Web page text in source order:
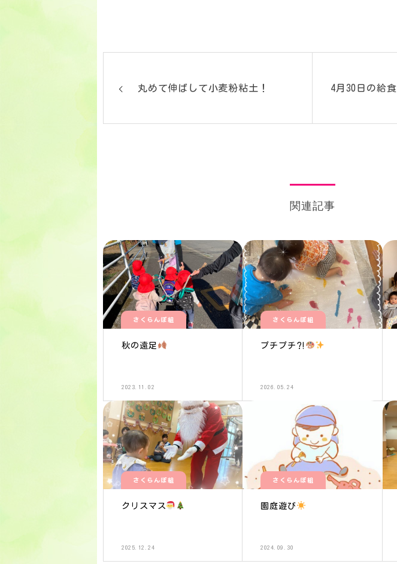
丸めて伸ばして小麦粉粘土！ 4月30日の給食
関連記事
さくらんぼ組
秋の遠足
2023.11.02
さくらんぼ組
プチプチ⁈
2026.05.24
さくらんぼ組
クリスマス
2025.12.24
さくらんぼ組
園庭遊び
2024.09.30